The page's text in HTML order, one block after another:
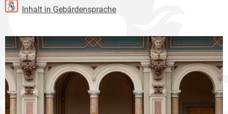
Inhalt in Gebärdensprache